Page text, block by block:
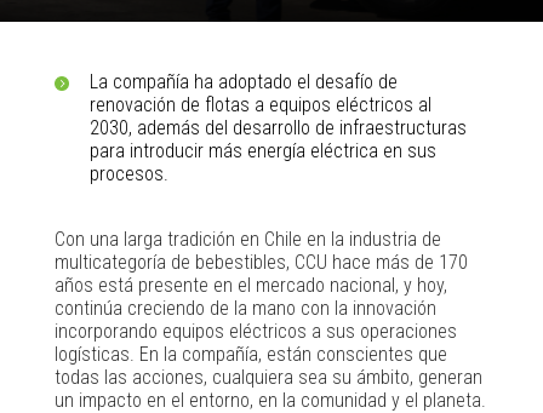
La compañía ha adoptado el desafío de
renovación de flotas a equipos eléctricos al
2030, además del desarrollo de infraestructuras
para introducir más energía eléctrica en sus
procesos.
Con una larga tradición en Chile en la industria de
multicategoría de bebestibles, CCU hace más de 170
años está presente en el mercado nacional, y hoy,
continúa creciendo de la mano con la innovación
incorporando equipos eléctricos a sus operaciones
logísticas. En la compañía, están conscientes que
todas las acciones, cualquiera sea su ámbito, generan
un impacto en el entorno, en la comunidad y el planeta.